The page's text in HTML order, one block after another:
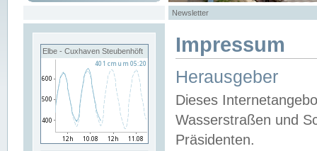
Newsletter
Elbe - Cuxhaven Steubenhöft Impressum
Herausgeber
Dieses
Wasserstraßen und
Präsidenten.